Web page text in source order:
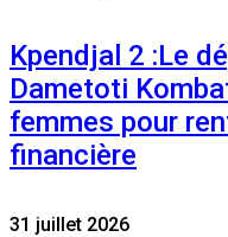
Kpendjal 2 :Le
Dametoti
femmes pour
financière
31 juillet 2026